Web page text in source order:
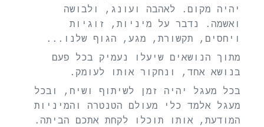
יהיה מקום. לאהבה ועונג, ולבושה
ואשמה. נדבר על מיניות, זוגיות
ויחסים, תקשורת, מגע, הגוף שלנו...
מתוך הנושאים שיעלו נעמיק בכל פעם
בנושא אחד, ונחקור אותו לעומק.
בכל מעגל יהיה זמן לשיתוף ושיח, ובכל
מעגל אלמד כלי מעולם הטנטרה והמיניות
המודעת, אותו תוכלו לקחת אתכם הביתה.